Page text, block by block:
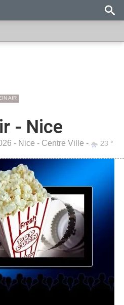
AIR
- Nice
- Nice - Centre Ville - 23 °